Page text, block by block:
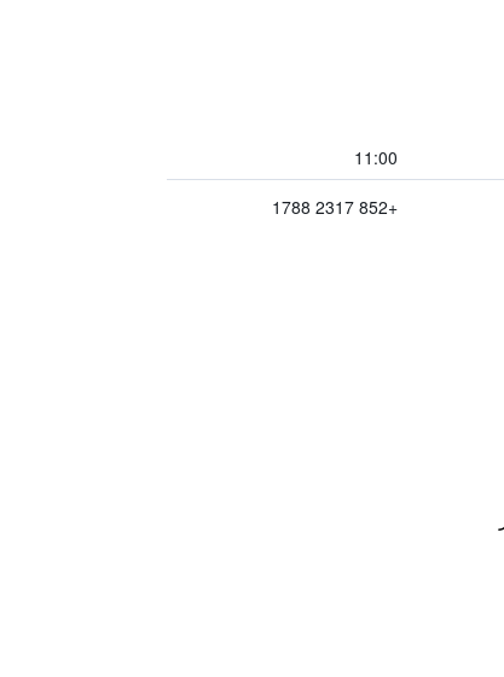
11:00
+852 2317 1788